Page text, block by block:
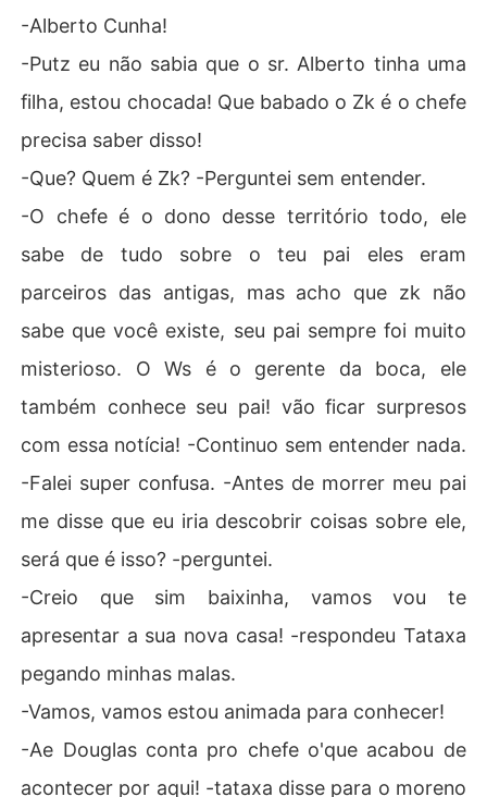
-Alberto Cunha!
-Putz eu não sabia que o sr. Alberto tinha uma
filha, estou chocada! Que babado o Zk é o chefe
precisa saber disso!
-Que? Quem é Zk? -Perguntei sem entender.
-O chefe é o dono desse território todo, ele
sabe de tudo sobre o teu pai eles eram
parceiros das antigas, mas acho que zk não
sabe que você existe, seu pai sempre foi muito
misterioso. O Ws é o gerente da boca, ele
também conhece seu pai! vão ficar surpresos
com essa notícia! -Continuo sem entender nada.
-Falei super confusa. -Antes de morrer meu pai
me disse que eu iria descobrir coisas sobre ele,
será que é isso? -perguntei.
-Creio que sim baixinha, vamos vou te
apresentar a sua nova casa! -respondeu Tataxa
pegando minhas malas.
-Vamos, vamos estou animada para conhecer!
-Ae Douglas conta pro chefe o'que acabou de
acontecer por aqui! -tataxa disse para o moreno